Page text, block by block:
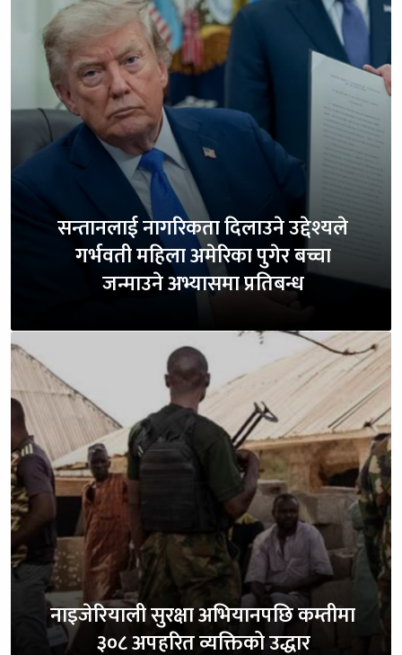
सन्तानलाई नागरिकता दिलाउने उद्देश्यले
गर्भवती महिला अमेरिका पुगेर बच्चा
जन्माउने अभ्यासमा प्रतिबन्ध
नाइजेरियाली सुरक्षा अभियानपछि कम्तीमा
३०८ अपहरित व्यक्तिको उद्धार